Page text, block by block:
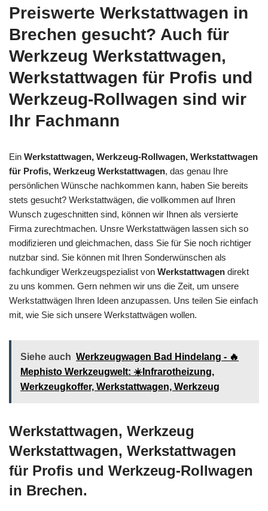
Preiswerte Werkstattwagen in
Brechen gesucht? Auch für
Werkzeug Werkstattwagen,
Werkstattwagen für Profis und
Werkzeug-Rollwagen sind wir
Ihr Fachmann
Ein Werkstattwagen, Werkzeug-Rollwagen, Werkstattwagen
für Profis, Werkzeug Werkstattwagen, das genau Ihre
persönlichen Wünsche nachkommen kann, haben Sie bereits
stets gesucht? Werkstattwägen, die vollkommen auf Ihren
Wunsch zugeschnitten sind, können wir Ihnen als versierte
Firma zurechtmachen. Unsre Werkstattwägen lassen sich so
modifizieren und gleichmachen, dass Sie für Sie noch richtiger
nutzbar sind. Sie können mit Ihren Sonderwünschen als
fachkundiger Werkzeugspezialist von Werkstattwagen direkt
zu uns kommen. Gern nehmen wir uns die Zeit, um unsere
Werkstattwägen Ihren Ideen anzupassen. Uns teilen Sie einfach
mit, wie Sie sich unsere Werkstattwägen wollen.
Siehe auch Werkzeugwagen Bad Hindelang - 🔥
Mephisto Werkzeugwelt: ☀️Infrarotheizung,
Werkzeugkoffer, Werkstattwagen, Werkzeug
Werkstattwagen, Werkzeug
Werkstattwagen, Werkstattwagen
für Profis und Werkzeug-Rollwagen
in Brechen.